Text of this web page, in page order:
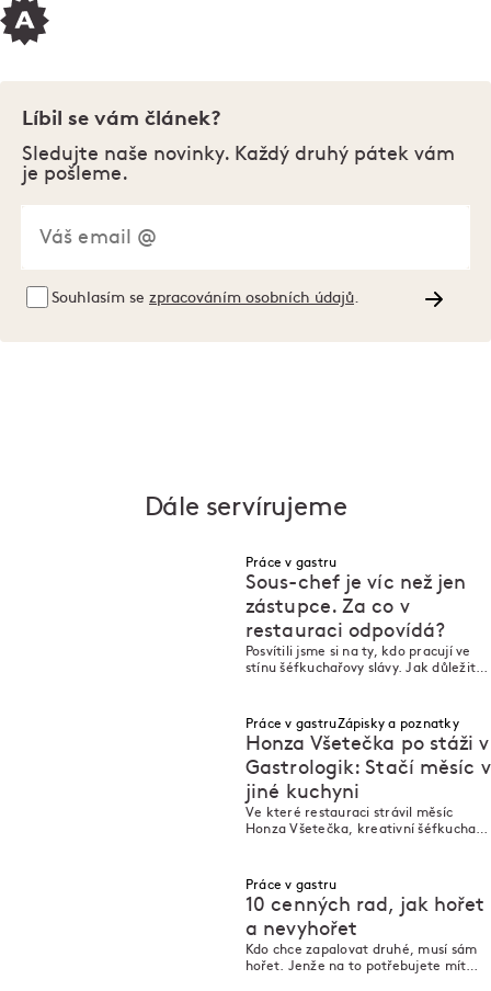
Líbil se vám článek?
Sledujte naše novinky. Každý druhý pátek vám
je pošleme.
Souhlasím se zpracováním osobních údajů
Dále servírujeme
Práce v gastru
Sous-chef je víc než jen
zástupce. Za co v
restauraci odpovídá?
Posvítili jsme si na ty, kdo pracují ve
stínu šéfkuchařovy slávy. Jak důležitá
Práce v gastruZápisky a poznatky
Honza Všetečka po stáži v
Gastrologik: Stačí měsíc v
jiné kuchyni
Ve které restauraci strávil měsíc
Honza Všetečka, kreativní šéfkuchař
Práce v gastru
10 cenných rad, jak hořet
a nevyhořet
Kdo chce zapalovat druhé, musí sám
hořet. Jenže na to potřebujete mít